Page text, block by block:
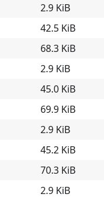
2.9 KiB
42.5 KiB
68.3 KiB
2.9 KiB
45.0 KiB
69.9 KiB
2.9 KiB
45.2 KiB
70.3 KiB
2.9 KiB